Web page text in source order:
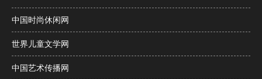
中国时尚休闲网
世界儿童文学网
中国艺术传播网